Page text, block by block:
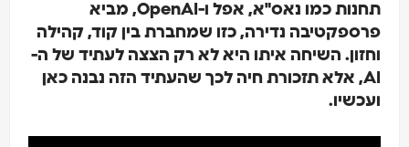
תחנות כמו נאס"א, אפל ו-OpenAI, מביא
פרספקטיבה נדירה, כזו שמחברת בין קוד, קהילה
וחזון. השיחה איתו היא לא רק הצצה לעתיד של ה-
AI, אלא תזכורת חיה לכך שהעתיד הזה נבנה כאן
ועכשיו.